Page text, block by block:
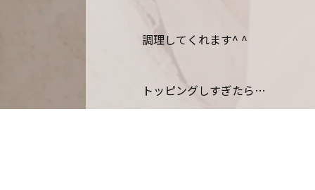
調理してくれます^ ^
トッピングしすぎたら…